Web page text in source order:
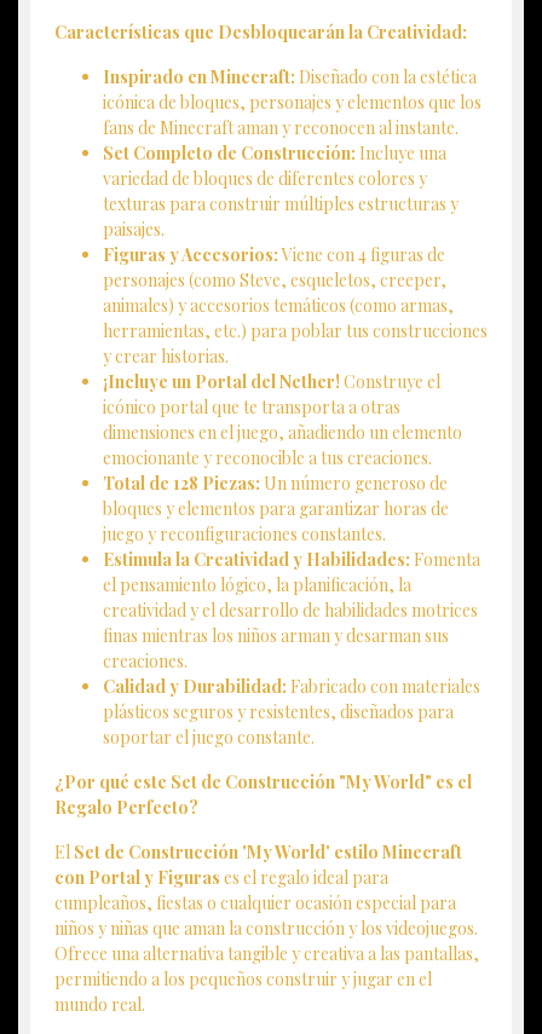
Características que Desbloquearán la Creatividad:
Inspirado en Minecraft: Diseñado con la estética
icónica de bloques, personajes y elementos que los
fans de Minecraft aman y reconocen al instante.
Set Completo de Construcción: Incluye una
variedad de bloques de diferentes colores y
texturas para construir múltiples estructuras y
paisajes.
Figuras y Accesorios:Viene con 4 figuras de
personajes (como Steve, esqueletos, creeper,
animales) y accesorios temáticos (como armas,
herramientas, etc.) para poblar tus construcciones
y crear historias.
¡Incluye un Portal del Nether! Construye el
icónico portal que te transporta a otras
dimensiones en el juego, añadiendo un elemento
emocionante y reconocible a tus creaciones.
Total de 128 Piezas: Un número generoso de
bloques y elementos para garantizar horas de
juego y reconfiguraciones constantes.
Estimula la Creatividad y Habilidades: Fomenta
el pensamiento lógico, la planificación, la
creatividad y el desarrollo de habilidades motrices
finas mientras los niños arman y desarman sus
creaciones.
Calidad y Durabilidad: Fabricado con materiales
plásticos seguros y resistentes, diseñados para
soportar el juego constante.
¿Por qué este Set de Construcción "My World" es el
Regalo Perfecto?
El Set de Construcción 'My World' estilo Minecraft
con Portal y Figuras es el regalo ideal para
cumpleaños, fiestas o cualquier ocasión especial para
niños y niñas que aman la construcción y los videojuegos.
Ofrece una alternativa tangible y creativa a las pantallas,
permitiendo a los pequeños construir y jugar en el
mundo real.